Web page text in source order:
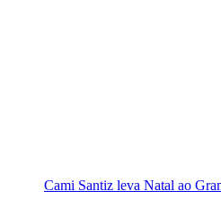
leva Natal ao Grammy Latino